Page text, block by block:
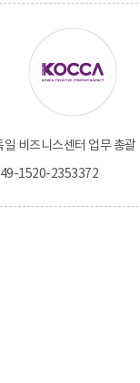
일 비즈니스센터 업무 총괄
1520-2353372